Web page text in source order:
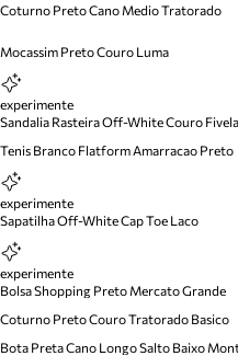
Coturno Preto Cano Medio Tratorado
Mocassim Preto Couro Luma
experimente
Sandalia Rasteira Off-White Couro Fivela
Tenis Branco Flatform Amarracao Preto
experimente
Sapatilha Off-White Cap Toe Laco
experimente
Bolsa Shopping Preto Mercato Grande
Coturno Preto Couro Tratorado Basico
Bota Preta Cano Longo Salto Baixo